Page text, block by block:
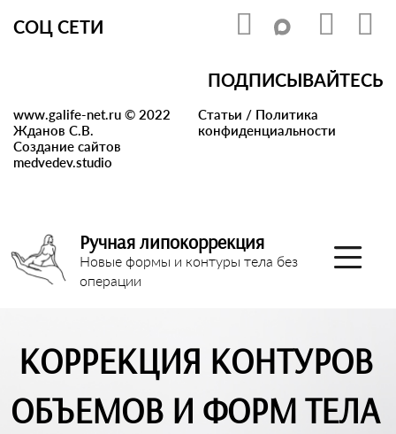
СОЦ СЕТИ
ПОДПИСЫВАЙТЕСЬ
www.galife-net.ru © 2022
Жданов С.В.
Создание сайтов
medvedev.studio
Статьи / Политика
конфиденциальности
Ручная липокоррекция
Новые формы и контуры тела без
операции
КОРРЕКЦИЯ КОНТУРОВ
ОБЪЕМОВ И ФОРМ ТЕЛА